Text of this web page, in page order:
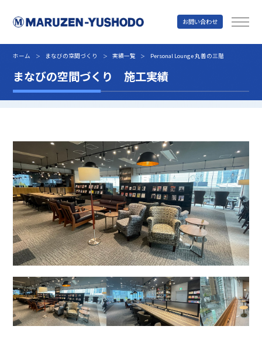
丸善雄松堂
お問い合わせ
ホーム ＞ まなびの空間づくり ＞ 実績一覧 ＞ Personal Lounge 丸善の三階
まなびの空間づくり 施工実績